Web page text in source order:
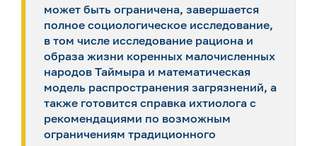
может быть ограничена, завершается
полное социологическое исследование,
в том числе исследование рациона и
образа жизни коренных малочисленных
народов Таймыра и математическая
модель распространения загрязнений, а
также готовится справка ихтиолога с
рекомендациями по возможным
ограничениям традиционного